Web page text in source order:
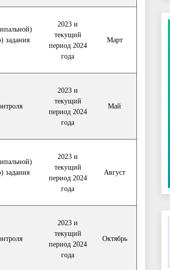
задания
2023 и
текущий
период 2024
года
Март
2023 и
текущий
период 2024
года
Май
задания
2023 и
текущий
период 2024
года
Август
2023 и
текущий
период 2024
года
Октябрь